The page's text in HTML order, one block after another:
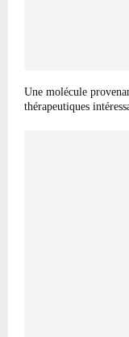
Une molécule
thérapeutiques